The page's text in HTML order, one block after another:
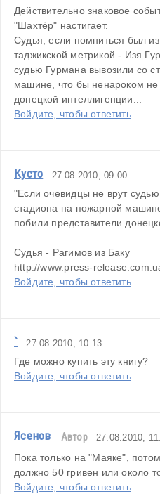
Действительно знаковое
"Шахтёр" настигает.
Судья, если помниться был
таджикской метрикой - Изя
судью Гурмана вывозили со
машине, что бы ненароком не
донецкой интеллигенции...
Войдите, чтобы ответить
Кусто 27.08.2010, 09:00
"Если очевидцы не врут
стадиона на пожарной
побили представители
Судья - Рагимов из Баку
http://www.press-
Войдите, чтобы ответить
` 27.08.2010, 10:13
Где можно купить эту книгу?
Войдите, чтобы ответить
Ясенов Автор 27.08.2010,
Пока только на "Маяке",
должно 50 гривен или около
Войдите, чтобы ответить